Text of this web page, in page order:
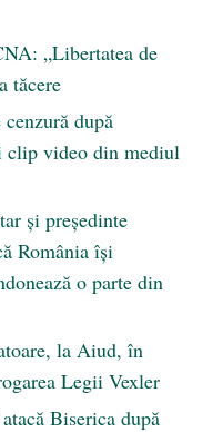
„Libertatea de
tăcere
după
clip video din mediul
și președinte
România își
o parte din
la Aiud, în
Legii Vexler
Biserica după